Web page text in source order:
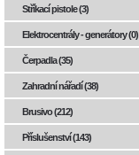
Stříkací pistole (3)
Elektrocentrály - generátory (0)
Čerpadla (35)
Zahradní nářadí (38)
Brusivo (212)
Příslušenství (143)